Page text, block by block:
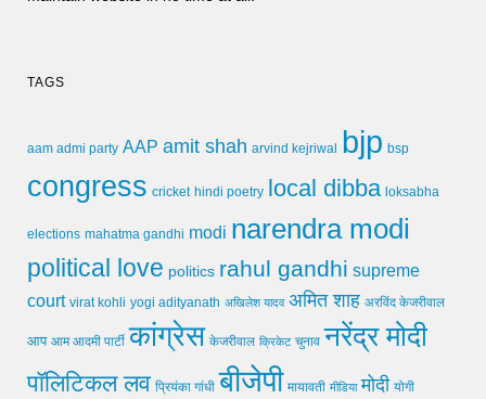
TAGS
aam admi party AAP amit shah arvind kejriwal bjp bsp
congress cricket hindi poetry local dibba loksabha
elections mahatma gandhi modi narendra modi
political love politics rahul gandhi supreme
court virat kohli yogi adityanath अखिलेश यादव अमित शाह अरविंद केजरीवाल
आप आम आदमी पार्टी कांग्रेस केजरीवाल क्रिकेट चुनाव नरेंद्र मोदी
पॉलिटिकल लव प्रियंका गांधी बीजेपी मायावती मीडिया मोदी योगी